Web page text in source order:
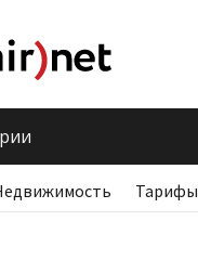
Тарифы